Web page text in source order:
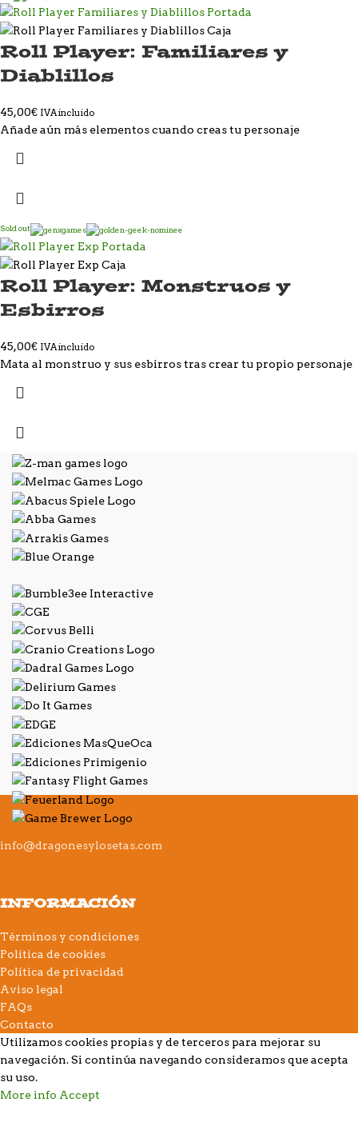
Roll Player: Familiares y
Diablillos
45,00€ IVA incluido
Añade aún más elementos cuando creas tu personaje
Sold out
Roll Player: Monstruos y
Esbirros
45,00€ IVA incluido
Mata al monstruo y sus esbirros tras crear tu propio personaje
info@dragonesylosetas.com
INFORMACIÓN
Términos y condiciones
Política de cookies
Política de privacidad
Aviso legal
FAQs
Contacto
Utilizamos cookies propias y de terceros para mejorar su
navegación. Si continúa navegando consideramos que acepta
su uso.
More info Accept